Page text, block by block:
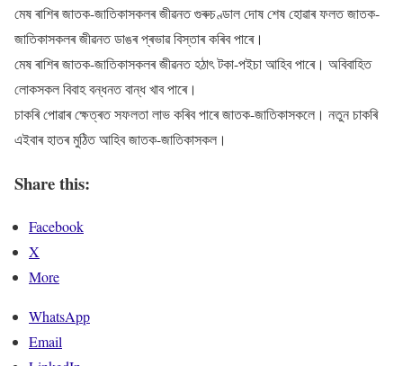
মেষ ৰাশিৰ জাতক-জাতিকাসকলৰ জীৱনত গুৰুচণ্ডাল দোষ শেষ হোৱাৰ ফলত জাতক-
জাতিকাসকলৰ জীৱনত ডাঙৰ প্ৰভাৱ বিস্তাৰ কৰিব পাৰে।
মেষ ৰাশিৰ জাতক-জাতিকাসকলৰ জীৱনত হঠাৎ টকা-পইচা আহিব পাৰে। অবিবাহিত
লোকসকল বিবাহ বন্ধনত বান্ধ খাব পাৰে।
চাকৰি পোৱাৰ ক্ষেত্ৰত সফলতা লাভ কৰিব পাৰে জাতক-জাতিকাসকলে। নতুন চাকৰি
এইবাৰ হাতৰ মুঠিত আহিব জাতক-জাতিকাসকল।
Share this:
Facebook
X
More
WhatsApp
Email